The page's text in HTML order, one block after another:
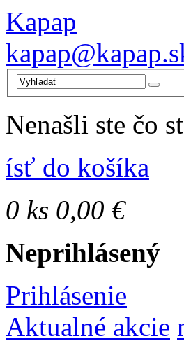
Kapap
Nenašli ste čo
ísť do košíka
0 ks 0,00 €
Neprihlásený
Prihlásenie
Aktualné akcie